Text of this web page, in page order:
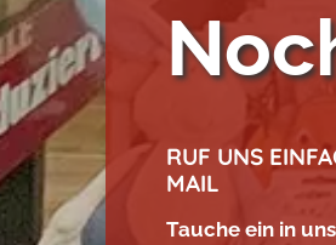
RUF UNS
MAIL
Tauche ein in